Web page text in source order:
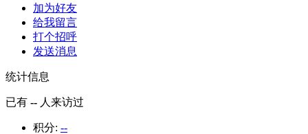
加为好友
给我留言
打个招呼
发送消息
统计信息
已有 -- 人来访过
积分: --